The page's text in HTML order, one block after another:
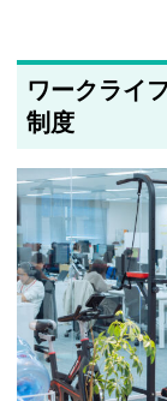
ワークライ
制度